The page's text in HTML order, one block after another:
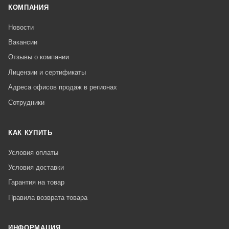
КОМПАНИЯ
Новости
Вакансии
Отзывы о компании
Лицензии и сертификаты
Адреса офисов продаж в регионах
Сотрудники
КАК КУПИТЬ
Условия оплаты
Условия доставки
Гарантия на товар
Правила возврата товара